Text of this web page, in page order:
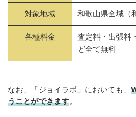
対象地域 和歌山県全域（
各種料金
査定料・出張料
ど全て無料
なお、「ジョイラボ」においても、
うことができます。